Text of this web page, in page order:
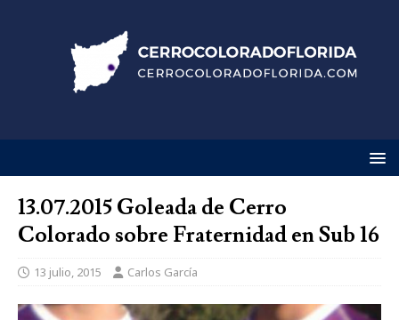
13.07.2015 Goleada de Cerro
Colorado sobre Fraternidad en Sub 16
13 julio, 2015 Carlos García